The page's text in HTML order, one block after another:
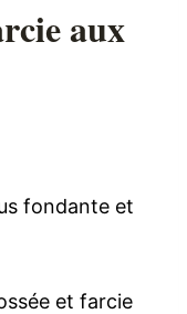
aux
fondante et
et farcie